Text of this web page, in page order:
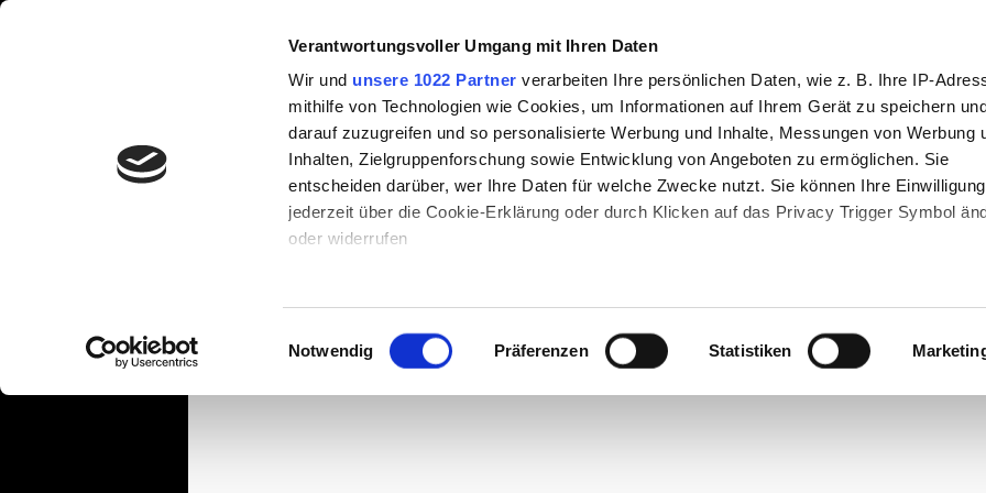
Verantwortungsvoller Umgang mit Ihren Daten
Wir und unsere 1022 Partner verarbeiten Ihre persönlichen Daten, wie z. B. Ihre IP-
mithilfe von Technologien wie Cookies, um Informationen auf Ihrem Gerät zu speichern
darauf zuzugreifen und so personalisierte Werbung und Inhalte, Messungen von Werbung
Inhalten, Zielgruppenforschung sowie Entwicklung von Angeboten zu ermöglichen. Sie
entscheiden darüber, wer Ihre Daten für welche Zwecke nutzt. Sie können Ihre Einwilligung
jederzeit über die Cookie-Erklärung oder durch Klicken auf das Privacy Trigger Symbol
oder widerrufen
können
Ihr Gerät durch aktives Scannen nach bestimmten Merkmalen (Fingerprinting)
Einwilligungsauswahl
Notwendig Präferenzen Statistiken
50/12
ALLE BEITRÄGE VORBEREITUNG MEGAMARSCH STRECKEN WISSENSWERTES
ERNÄHRUNG GESUNDHEIT
AUSRÜSTUNG Megamarsch bei Nacht Nachtwanderung
ABNEHMEN DURCH
WANDERN
Team Megamarsch